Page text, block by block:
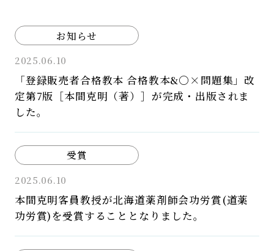
お知らせ
2025.06.10
「登録販売者合格教本 合格教本&〇×問題集」改
定第7版［本間克明（著）］が完成・出版されま
した。
受賞
2025.06.10
本間克明客員教授が北海道薬剤師会功労賞(道薬
功労賞)を受賞することとなりました。